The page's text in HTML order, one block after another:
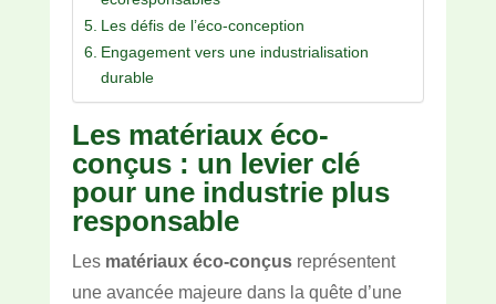
Les défis de l’éco-conception
Engagement vers une industrialisation
durable
Les matériaux éco-
conçus : un levier clé
pour une industrie plus
responsable
Les matériaux éco-conçusreprésentent
une avancée majeure dans la quête d’une